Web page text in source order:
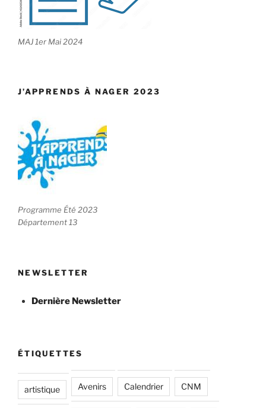
MAJ 1er Mai 2024
J’APPRENDS À NAGER 2023
Programme Été 2023
Département 13
NEWSLETTER
Dernière Newsletter
ÉTIQUETTES
artistique Avenirs Calendrier CNM